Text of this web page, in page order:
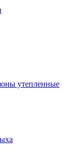
утепленные